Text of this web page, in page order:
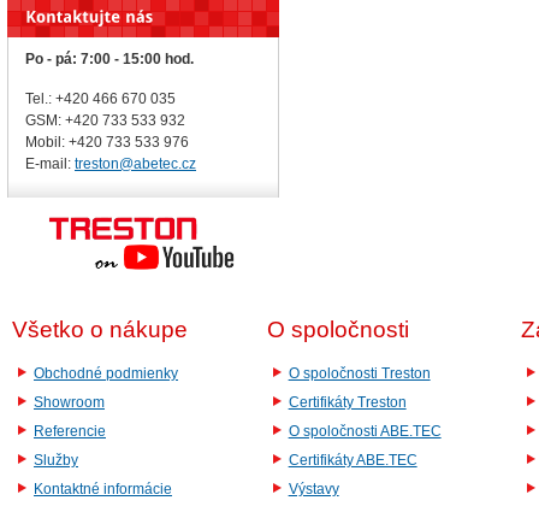
Po - pá: 7:00 - 15:00 hod.
Tel.: +420 466 670 035
GSM: +420 733 533 932
Mobil: +420 733 533 976
E-mail: treston@abetec.cz
Všetko o nákupe
Obchodné podmienky
Showroom
Referencie
Služby
Kontaktné informácie
O spoločnosti
O spoločnosti Treston
Certifikáty Treston
O spoločnosti ABE.TEC
Certifikáty ABE.TEC
Výstavy